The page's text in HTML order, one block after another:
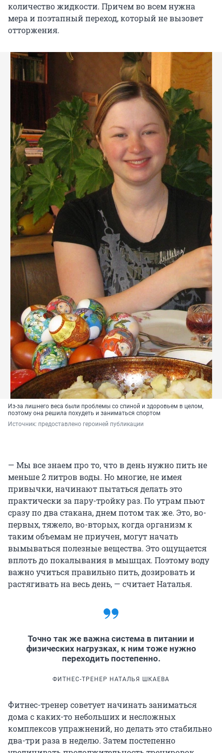
количество жидкости. Причем во всем нужна
мера и поэтапный переход, который не вызовет
отторжения.
Из-за лишнего веса были проблемы со спиной и здоровьем в целом,
поэтому она решила похудеть и заниматься спортом
Источник: предоставлено героиней публикации
— Мы все знаем про то, что в день нужно пить не
меньше 2 литров воды. Но многие, не имея
привычки, начинают пытаться делать это
практически за пару-тройку раз. По утрам пьют
сразу по два стакана, днем потом так же. Это, во-
первых, тяжело, во-вторых, когда организм к
таким объемам не приучен, могут начать
вымываться полезные вещества. Это ощущается
вплоть до покалывания в мышцах. Поэтому воду
важно учиться правильно пить, дозировать и
растягивать на весь день, — считает Наталья.
Точно так же важна система в питании и
физических нагрузках, к ним тоже нужно
переходить постепенно.
ФИТНЕС-ТРЕНЕР НАТАЛЬЯ ШКАЕВА
Фитнес-тренер советует начинать заниматься
дома с каких-то небольших и несложных
комплексов упражнений, но делать это стабильно
два-три раза в неделю. Затем постепенно